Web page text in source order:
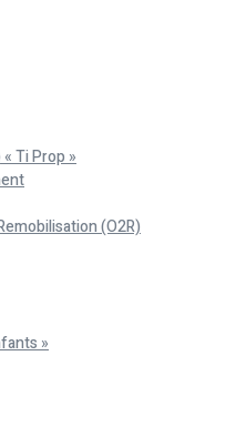
Ti Prop »
(O2R)
»